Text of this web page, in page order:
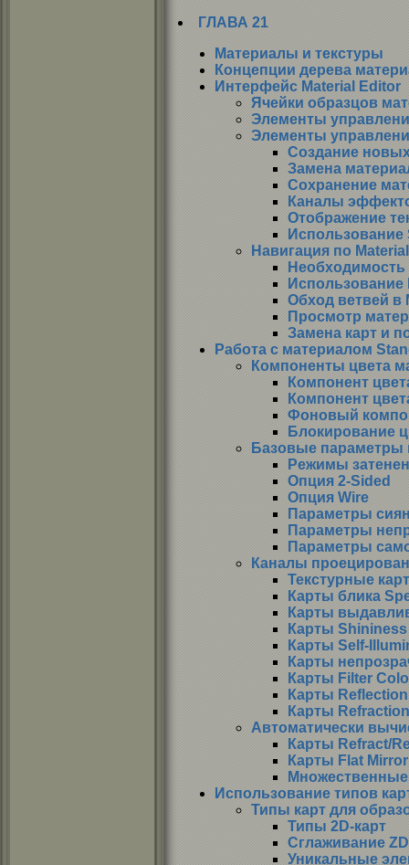
ГЛАВА 21
Материалы и текстуры
Концепции дерева
Интерфейс Material Editor
Ячейки образцов
Элементы
Элементы
Создание
Замена
Сохранение
Каналы
Отображение
Использование
Навигация по
Необходимость
Использование
Обход ветвей в
Просмотр
Замена карт и
Работа с материалом
Компоненты цвета
Компонент
Компонент
Фоновый
Блокирование
Базовые параметры
Режимы
Опция 2-Sided
Опция Wire
Параметры
Параметры
Параметры
Каналы
Текстурные
Карты блика
Карты
Карты
Карты Self-
Карты
Карты Filter
Карты Reflection
Карты
Автоматически
Карты Refract/
Карты Flat Mirror
Множественные
Использование типов
Типы карт для
Типы 2D-карт
Сглаживание
Уникальные